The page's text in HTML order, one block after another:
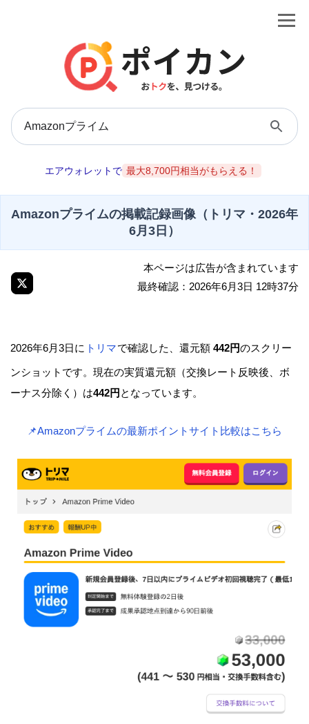
エアウォレットで 最大8,700円相当がもらえる！
Amazonプライムの掲載記録画像（トリマ・2026年
6月3日）
本ページは広告が含まれています
最終確認：2026年6月3日 12時37分
2026年6月3日に トリマで確認した、還元額 442円のスクリー
ンショットです。現在の実質還元額（交換レート反映後、ボ
ーナス分除く）は442円 となっています。
📌Amazonプライムの最新ポイントサイト比較はこちら